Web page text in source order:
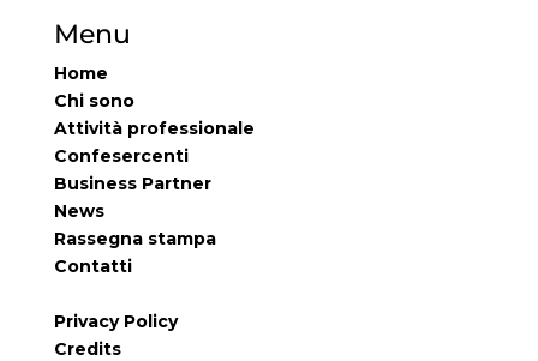
Menu
Home
Chi sono
Attività professionale
Confesercenti
Business Partner
News
Rassegna stampa
Contatti
Privacy Policy
Credits